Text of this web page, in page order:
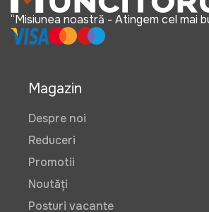
“Misiunea noastră - Atingem cel mai
Magazin
Despre noi
Reduceri
Promotii
Noutăți
Posturi vacante